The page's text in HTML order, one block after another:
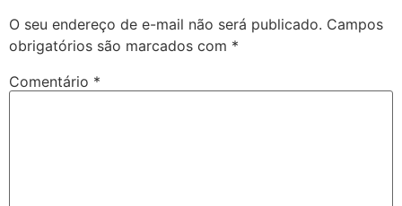
O seu endereço de e-mail não será publicado. Campos
obrigatórios são marcados com *
Comentário *